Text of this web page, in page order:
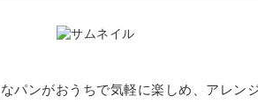
パンがおうちで気軽に楽しめ、アレン